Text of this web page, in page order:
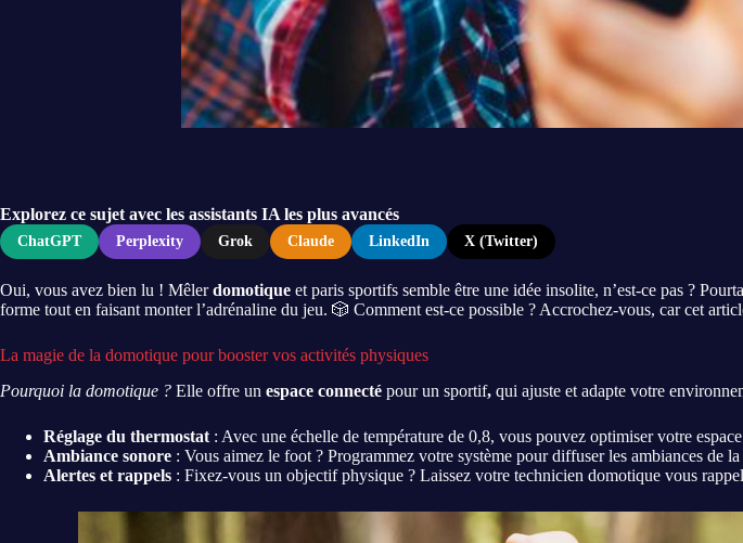
Explorez ce sujet avec les assistants IA les plus avancés
ChatGPT Perplexity Grok Claude LinkedIn X (Twitter)
Oui, vous avez bien lu ! Mêlerdomotique et paris sportifs semble être une idée insolite, n’est-ce pas ?
forme tout en faisant monter l’adrénaline du jeu. 🎲 Comment est-ce possible ? Accrochez-vous, car cet
La magie de la domotique pour booster vos activités physiques
Pourquoi la domotique ? Elle offre un espace connecté pour un sportif, qui ajuste et adapte votre
Réglage du thermostat : Avec une échelle de température de 0,8, vous pouvez optimiser votre
Ambiance sonore : Vous aimez le foot ? Programmez votre système pour diffuser les ambiances de
Alertes et rappels : Fixez-vous un objectif physique ? Laissez votre technicien domotique vous